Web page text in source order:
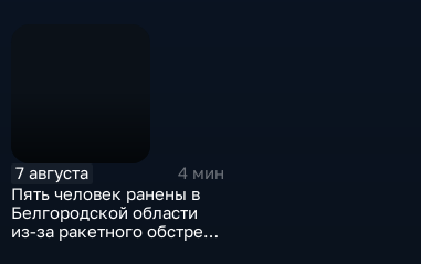
7 августа
4 мин
Пять человек ранены в
Белгородской области
из-за ракетного обстрела